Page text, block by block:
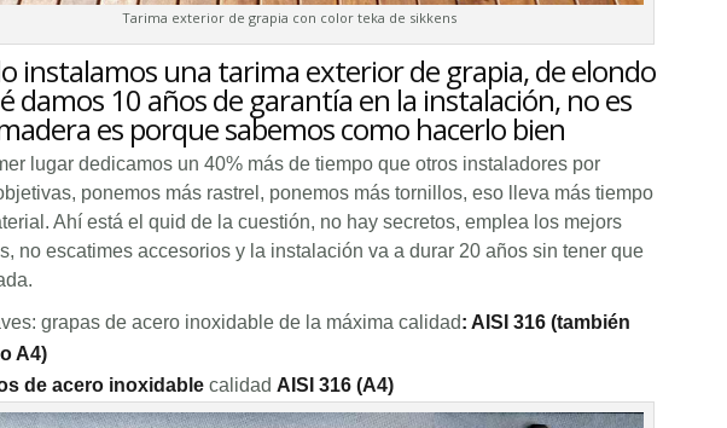
Tarima exterior de grapia con color teka de sikkens
instalamos una tarima exterior de grapia, de elondo
damos 10 años de garantía en la instalación, no es
es porque sabemos como hacerlo bien
lugar dedicamos un 40% más de tiempo que otros instaladores por
ponemos más rastrel, ponemos más tornillos, eso lleva más tiempo
Ahí está el quid de la cuestión, no hay secretos, emplea los mejors
no escatimes accesorios y la instalación va a durar 20 años sin tener que
grapas de acero inoxidable de la máxima calidad: AISI 316 (también
A4)
de acero inoxidable calidad AISI 316 (A4)